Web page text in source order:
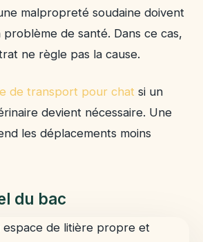
malpropreté soudaine doivent
de santé. Dans ce cas,
ne règle pas la cause.
de transport pour chat si un
devient nécessaire. Une
les déplacements moins
du bac